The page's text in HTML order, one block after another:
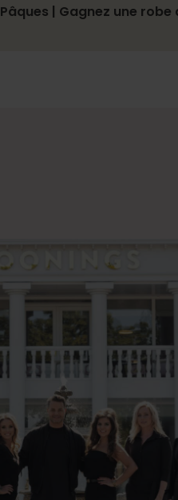
| Gagnez une robe